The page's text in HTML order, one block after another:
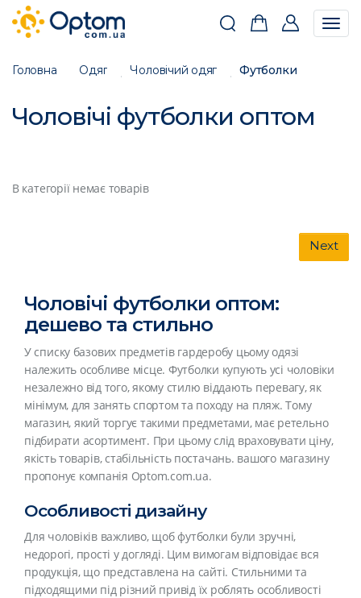
Головна
Одяг Чоловічий одяг Футболки
Чоловічі футболки оптом
В категорії немає товарів
Next
Чоловічі футболки оптом:
дешево та стильно
У списку базових предметів гардеробу цьому одязі
належить особливе місце. Футболки купують усі чоловіки
незалежно від того, якому стилю віддають перевагу, як
мінімум, для занять спортом та походу на пляж. Тому
магазин, який торгує такими предметами, має ретельно
підбирати асортимент. При цьому слід враховувати ціну,
якість товарів, стабільність постачань. вашого магазину
пропонує компанія Optom.com.ua.
Особливості дизайну
Для чоловіків важливо, щоб футболки були зручні,
недорогі, прості у догляді. Цим вимогам відповідає вся
продукція, що представлена ​​на сайті. Стильними та
підходящими під різний привід їх роблять особливості